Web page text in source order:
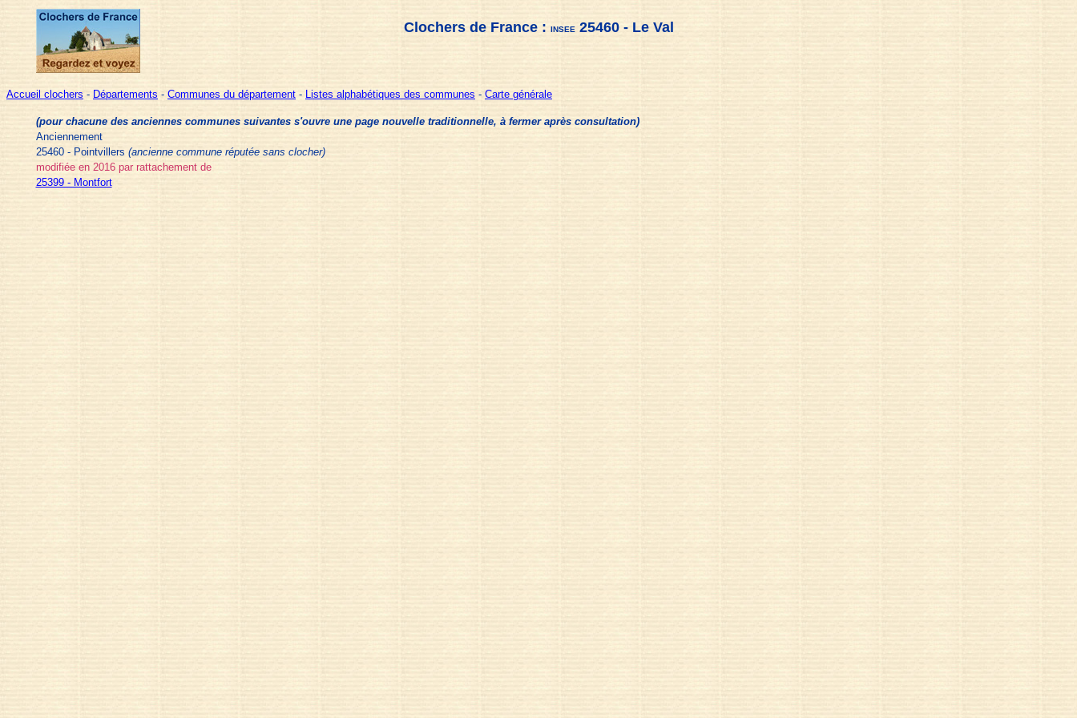
Clochers de France : INSEE 25460 - Le Val
Accueil clochers - Départements - Communes du département - Listes alphabétiques des communes - Carte générale
(pour chacune des anciennes communes suivantes s'ouvre une page nouvelle traditionnelle, à fermer après consultation)
Anciennement
25460 - Pointvillers (ancienne commune réputée sans clocher)
modifiée en 2016 par rattachement de
25399 - Montfort